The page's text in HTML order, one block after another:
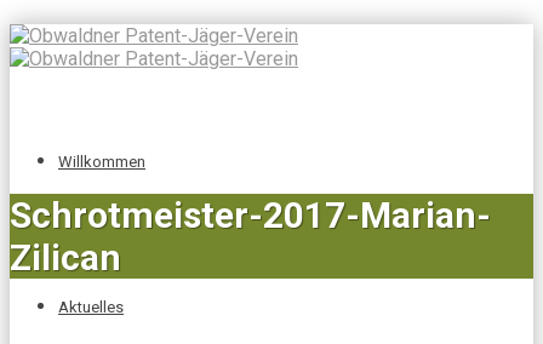
Willkommen
Aktuelles
Schrotmeister-2017-Marian-
Zilican